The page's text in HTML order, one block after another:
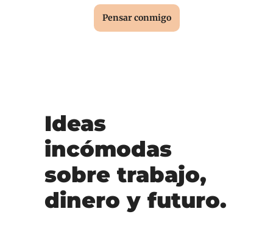
Pensar conmigo
Ideas
incómodas
sobre trabajo,
dinero y futuro.